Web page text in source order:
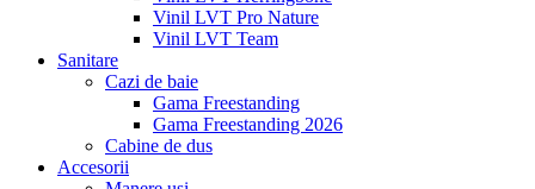
Vinil LVT Pro Nature
Vinil LVT Team
Sanitare
Cazi de baie
Gama Freestanding
Gama Freestanding 2026
Cabine de dus
Accesorii